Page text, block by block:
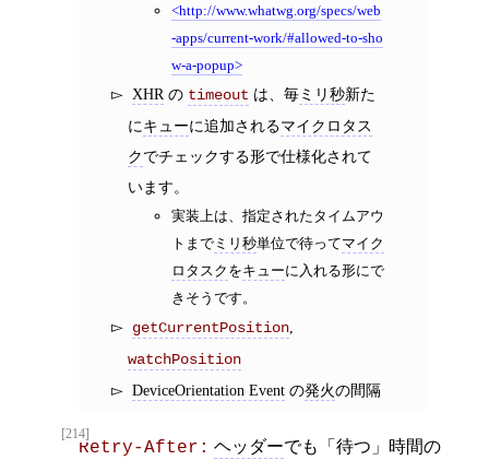
http://www.whatwg.org/specs/web
-apps/current-work/#allowed-to-sho
w-a-popup
XHR の timeout は、毎ミリ秒新た
にキューに追加されるマイクロタス
クでチェックする形で仕様化されて
います。
実装上は、指定されたタイムアウ
トまでミリ秒単位で待ってマイク
ロタスク をキューに入れる形にで
きそうです。
getCurrentPosition
watchPosition
DeviceOrientation Event の発火の間隔
[214]
Retry-After: ヘッダーでも「待つ」時間の